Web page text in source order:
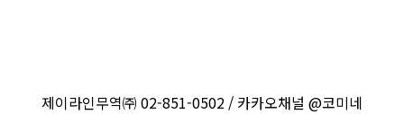
제이라인무역㈜ 02-851-0502 / 카카오채널 @코미네